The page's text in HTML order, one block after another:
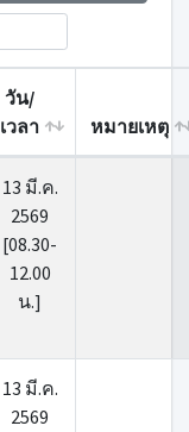
วัน/
เวลา
หมายเหตุ
13 มี.ค.
2569
[08.30-
12.00
น.]
13 มี.ค.
2569